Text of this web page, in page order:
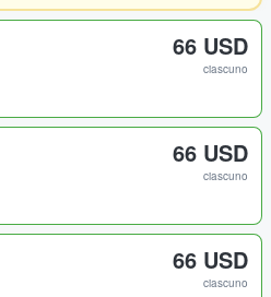
66 USD
ciascuno
66 USD
ciascuno
66 USD
ciascuno